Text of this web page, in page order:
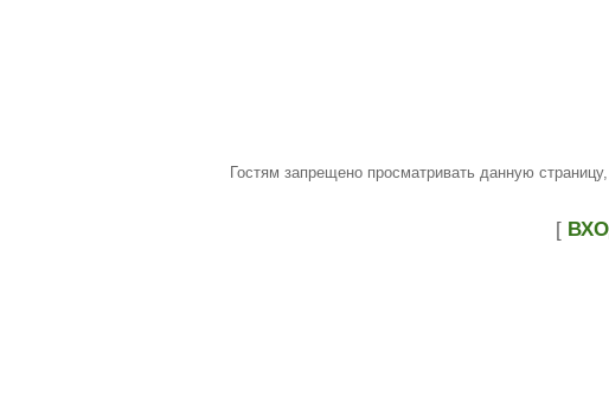
Гостям запрещено просматривать данную
[